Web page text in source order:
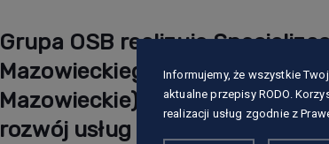
Grupa OSB realizuje
Mazowieckiego Centrum
Mazowieckie)
w ramach
rozwój usług społecznych na
Informujemy, że wszystkie
aktualne przepisy RODO.
realizacji usług zgodnie z